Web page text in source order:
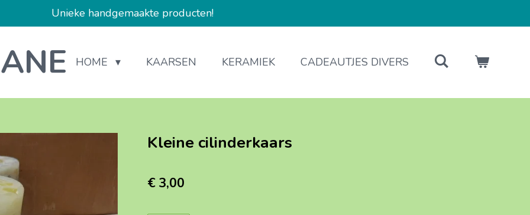
Unieke handgemaakte producten!
HOME KAARSEN KERAMIEK CADEAUTJES DIVERS
Kleine cilinderkaars
€ 3,00